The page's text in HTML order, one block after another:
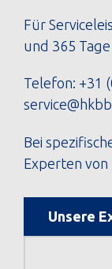
Für
und 365
Telefon: +31
Bei
Experten von
Unsere